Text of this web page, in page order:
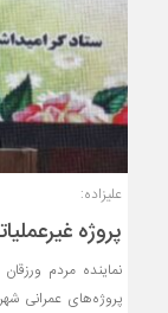
علیزاده:
پروژه
نماینده مردم
پروژه‌های عمرانی